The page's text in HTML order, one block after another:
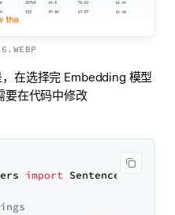
在选择完 Embedding 模型
要在代码中修改
import